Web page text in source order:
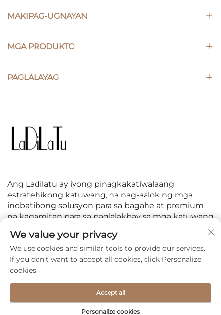
MAKIPAG-UGNAYAN
MGA PRODUKTO
PAGLALAYAG
Ang Ladilatu ay iyong pinagkakatiwalaang
estratehikong katuwang, na nag-aalok ng mga
inobatibong solusyon para sa bagahe at premium
na kagamitan para sa paglalakbay sa mga katuwang
SUNDIN AKO
Copyright © 2026 Jiaxing Linzhihang International Trade
We value your privacy
We use cookies and similar tools to provide our services.
If you don't want to accept all cookies, click Personalize
cookies.
Personalize cookies
Accept all